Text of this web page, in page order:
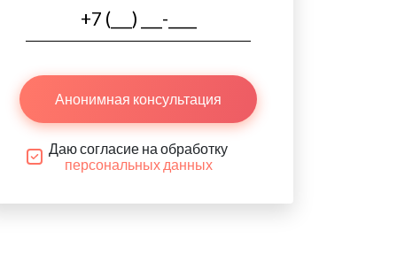
Анонимная консультация
Даю согласие на обработку
персональных данных